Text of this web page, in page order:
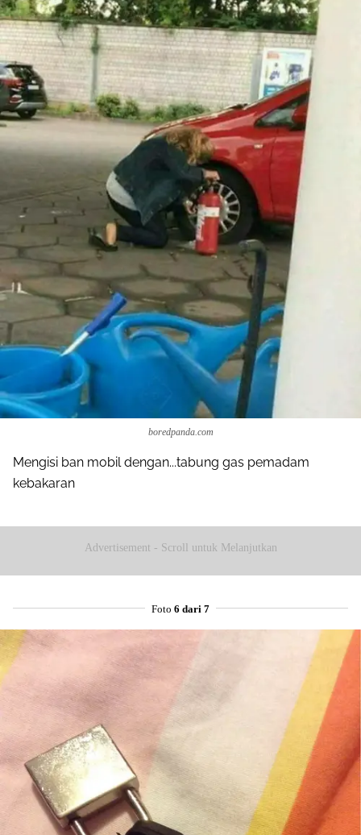
boredpanda.com
Mengisi ban mobil dengan...tabung gas pemadam
kebakaran
Advertisement - Scroll untuk Melanjutkan
Foto 6 dari 7
Share to others
Pinterest
Mail